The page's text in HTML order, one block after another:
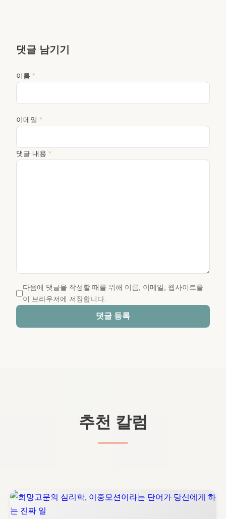
댓글 남기기
이름 *
이메일 *
댓글 내용 *
다음에 댓글을 작성할 때를 위해 이름, 이메일, 웹사이트를
이 브라우저에 저장합니다.
댓글 등록
추천 칼럼